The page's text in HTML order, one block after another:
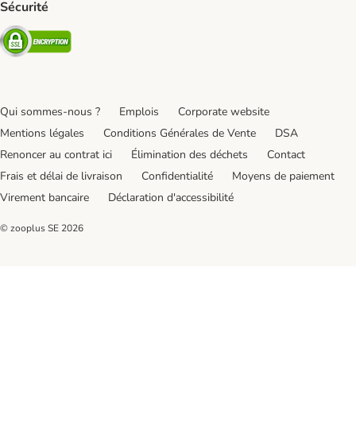
Sécurité
Security
Qui sommes-nous ? Emplois
Corporate website
Mentions légales
Conditions Générales de Vente
DSA
Renoncer au contrat ici
Élimination des déchets
Contact
Frais et délai de livraison
Confidentialité
Moyens de paiement
Virement bancaire
Déclaration d'accessibilité
© zooplus SE 2026